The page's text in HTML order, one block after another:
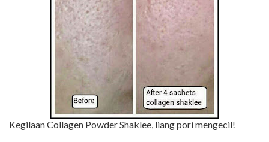
Kegilaan Collagen Powder Shaklee, liang pori mengecil!